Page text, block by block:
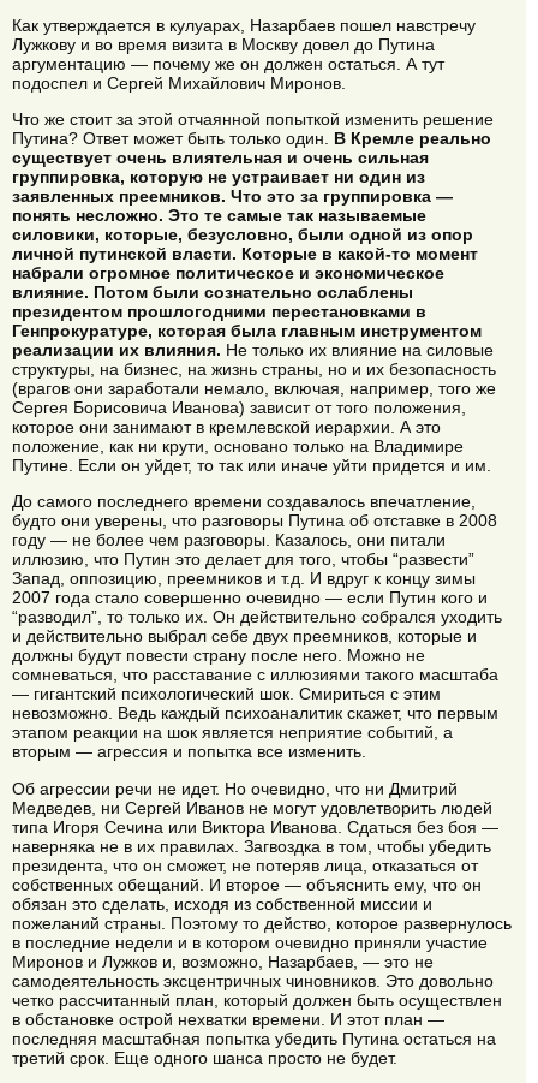
Как утверждается в кулуарах, Назарбаев пошел навстречу
Лужкову и во время визита в Москву довел до Путина
аргументацию — почему же он должен остаться. А тут
подоспел и Сергей Михайлович Миронов.
Что же стоит за этой отчаянной попыткой изменить решение
Путина? Ответ может быть только один. В Кремле реально
существует очень влиятельная и очень сильная
группировка, которую не устраивает ни один из
заявленных преемников. Что это за группировка —
понять несложно. Это те самые так называемые
силовики, которые, безусловно, были одной из опор
личной путинской власти. Которые в какой-то момент
набрали огромное политическое и экономическое
влияние. Потом были сознательно ослаблены
президентом прошлогодними перестановками в
Генпрокуратуре, которая была главным инструментом
реализации их влияния. Не только их влияние на силовые
структуры, на бизнес, на жизнь страны, но и их безопасность
(врагов они заработали немало, включая, например, того же
Сергея Борисовича Иванова) зависит от того положения,
которое они занимают в кремлевской иерархии. А это
положение, как ни крути, основано только на Владимире
Путине. Если он уйдет, то так или иначе уйти придется и им.
До самого последнего времени создавалось впечатление,
будто они уверены, что разговоры Путина об отставке в 2008
году — не более чем разговоры. Казалось, они питали
иллюзию, что Путин это делает для того, чтобы “развести”
Запад, оппозицию, преемников и т.д. И вдруг к концу зимы
2007 года стало совершенно очевидно — если Путин кого и
“разводил”, то только их. Он действительно собрался уходить
и действительно выбрал себе двух преемников, которые и
должны будут повести страну после него. Можно не
сомневаться, что расставание с иллюзиями такого масштаба
— гигантский психологический шок. Смириться с этим
невозможно. Ведь каждый психоаналитик скажет, что первым
этапом реакции на шок является неприятие событий, а
вторым — агрессия и попытка все изменить.
Об агрессии речи не идет. Но очевидно, что ни Дмитрий
Медведев, ни Сергей Иванов не могут удовлетворить людей
типа Игоря Сечина или Виктора Иванова. Сдаться без боя —
наверняка не в их правилах. Загвоздка в том, чтобы убедить
президента, что он сможет, не потеряв лица, отказаться от
собственных обещаний. И второе — объяснить ему, что он
обязан это сделать, исходя из собственной миссии и
пожеланий страны. Поэтому то действо, которое развернулось
в последние недели и в котором очевидно приняли участие
Миронов и Лужков и, возможно, Назарбаев, — это не
самодеятельность эксцентричных чиновников. Это довольно
четко рассчитанный план, который должен быть осуществлен
в обстановке острой нехватки времени. И этот план —
последняя масштабная попытка убедить Путина остаться на
третий срок. Еще одного шанса просто не будет.